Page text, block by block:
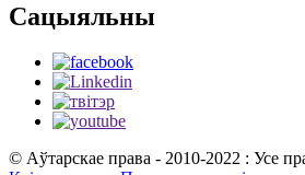
Сацыяльны
© Аўтарскае права - 2010-2022 : Усе